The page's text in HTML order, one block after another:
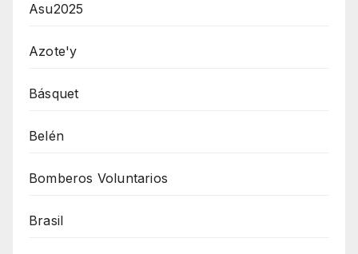
Asu2025
Azote'y
Básquet
Belén
Bomberos Voluntarios
Brasil